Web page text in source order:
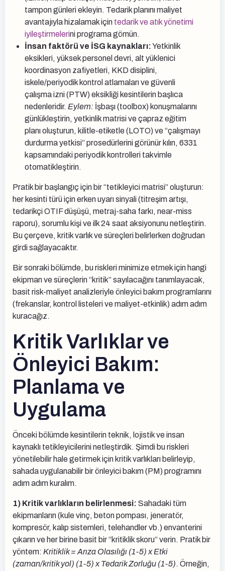
tampon günleri ekleyin. Tedarik planını maliyet
avantajıyla hizalamak için tedarik ve atık yönetimi
iyileştirmelerini programa gömün.
İnsan faktörü ve İSG kaynakları:Yetkinlik
eksikleri, yüksek personel devri, alt yüklenici
koordinasyon zafiyetleri, KKD disiplini,
iskele/periyodik kontrol atlamaları ve güvenli
çalışma izni (PTW) eksikliği kesintilerin başlıca
nedenleridir. Eylem: İşbaşı (toolbox) konuşmalarını
günlükleştirin, yetkinlik matrisi ve çapraz eğitim
planı oluşturun, kilitle-etiketle (LOTO) ve “çalışmayı
durdurma yetkisi” prosedürlerini görünür kılın, 6331
kapsamındaki periyodik kontrolleri takvimle
otomatikleştirin.
Pratik bir başlangıç için bir “tetikleyici matrisi” oluşturun:
her kesinti türü için erken uyarı sinyali (titreşim artışı,
tedarikçi OTIF düşüşü, metraj-saha farkı, near-miss
raporu), sorumlu kişi ve ilk 24 saat aksiyonunu netleştirin.
Bu çerçeve, kritik varlık ve süreçleri belirlerken doğrudan
girdi sağlayacaktır.
Bir sonraki bölümde, bu riskleri minimize etmek için hangi
ekipman ve süreçlerin “kritik” sayılacağını tanımlayacak,
basit risk-maliyet analizleriyle önleyici bakım programlarını
(frekanslar, kontrol listeleri ve maliyet-etkinlik) adım adım
kuracağız.
Kritik Varlıklar ve
Önleyici Bakım:
Planlama ve
Uygulama
Önceki bölümde kesintilerin teknik, lojistik ve insan
kaynaklı tetikleyicilerini netleştirdik. Şimdi bu riskleri
yönetilebilir hale getirmek için kritik varlıkları belirleyip,
sahada uygulanabilir bir önleyici bakım (PM) programını
adım adım kuralım.
1) Kritik varlıkların belirlenmesi: Sahadaki tüm
ekipmanların (kule vinç, beton pompası, jeneratör,
kompresör, kalıp sistemleri, telehandler vb.) envanterini
çıkarın ve her birine basit bir “kritiklik skoru” verin. Pratik bir
yöntem: Kritiklik = Arıza Olasılığı (1-5) x Etki
(zaman/kritik yol) (1-5) x Tedarik Zorluğu (1-5). Örneğin,